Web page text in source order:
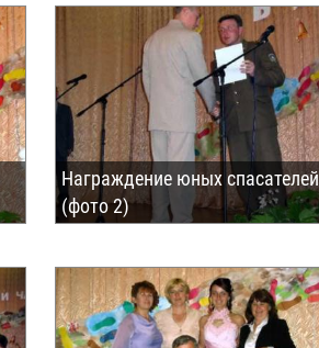
Награждение юных спасателей
(фото 2)